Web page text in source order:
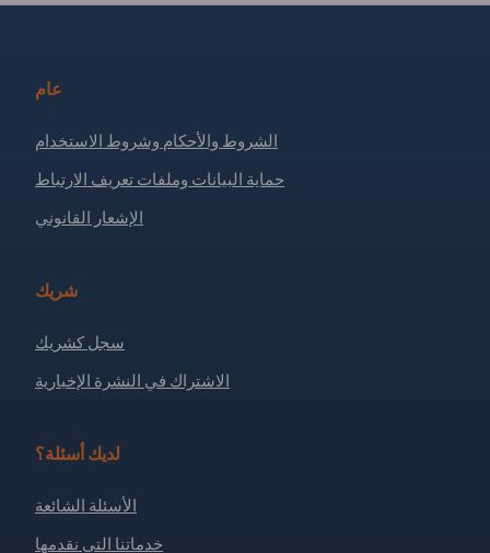
عام
الشروط والأحكام وشروط الاستخدام
حماية البيانات وملفات تعريف الارتباط
الإشعار القانوني
شريك
سجل كشريك
الاشتراك في النشرة الإخبارية
لديك أسئلة؟
الأسئلة الشائعة
خدماتنا التي نقدمها